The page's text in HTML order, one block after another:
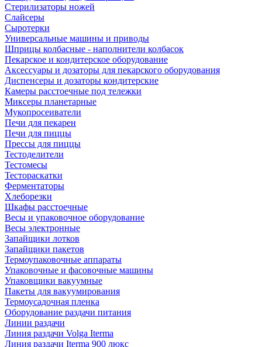
Стерилизаторы ножей
Слайсеры
Сыротерки
Универсальные машины и приводы
Шприцы колбасные - наполнители колбасок
Пекарское и кондитерское оборудование
Аксессуары и дозаторы для пекарского оборудования
Диспенсеры и дозаторы кондитерские
Камеры расстоечные под тележки
Миксеры планетарные
Мукопросеиватели
Печи для пекарен
Печи для пиццы
Прессы для пиццы
Тестоделители
Тестомесы
Тестораскатки
Ферментаторы
Хлеборезки
Шкафы расстоечные
Весы и упаковочное оборудование
Весы электронные
Запайщики лотков
Запайщики пакетов
Термоупаковочные аппараты
Упаковочные и фасовочные машины
Упаковщики вакуумные
Пакеты для вакуумирования
Термоусадочная пленка
Оборудование раздачи питания
Линии раздачи
Линия раздачи Volga Iterma
Линия раздачи Iterma 900 люкс